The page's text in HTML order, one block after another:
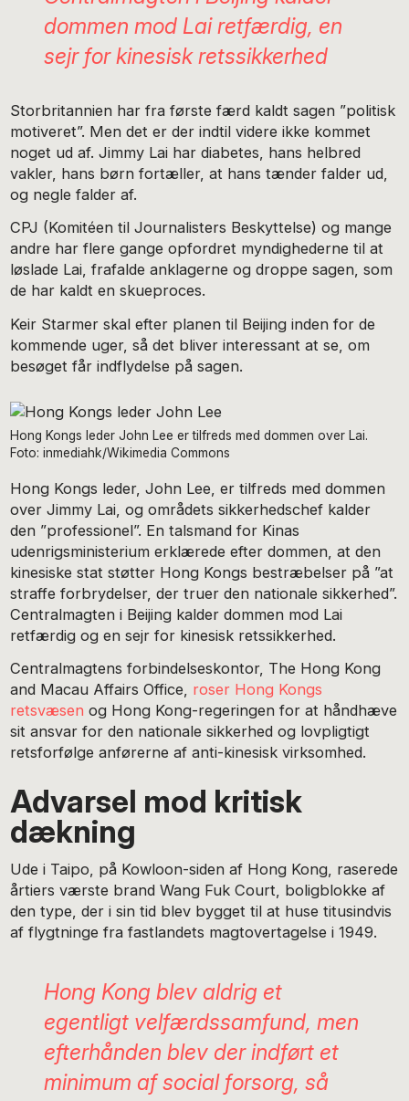
dommen mod Lai retfærdig, en
sejr for kinesisk retssikkerhed
Storbritannien har fra første færd kaldt sagen ”politisk
motiveret”. Men det er der indtil videre ikke kommet
noget ud af. Jimmy Lai har diabetes, hans helbred
vakler, hans børn fortæller, at hans tænder falder ud,
og negle falder af.
CPJ (Komitéen til Journalisters Beskyttelse) og mange
andre har flere gange opfordret myndighederne til at
løslade Lai, frafalde anklagerne og droppe sagen, som
de har kaldt en skueproces.
Keir Starmer skal efter planen til Beijing inden for de
kommende uger, så det bliver interessant at se, om
besøget får indflydelse på sagen.
Hong Kongs leder John Lee er tilfreds med dommen over Lai.
Foto: inmediahk/Wikimedia Commons
Hong Kongs leder, John Lee, er tilfreds med dommen
over Jimmy Lai, og områdets sikkerhedschef kalder
den ”professionel”. En talsmand for Kinas
udenrigsministerium erklærede efter dommen, at den
kinesiske stat støtter Hong Kongs bestræbelser på ”at
straffe forbrydelser, der truer den nationale sikkerhed”.
Centralmagten i Beijing kalder dommen mod Lai
retfærdig og en sejr for kinesisk retssikkerhed.
Centralmagtens forbindelseskontor, The Hong Kong
and Macau Affairs Office, roser Hong Kongs
retsvæsen og Hong Kong-regeringen for at håndhæve
sit ansvar for den nationale sikkerhed og lovpligtigt
retsforfølge anførerne af anti-kinesisk virksomhed.
Advarsel mod kritisk
dækning
Ude i Taipo, på Kowloon-siden af Hong Kong, raserede
årtiers værste brand Wang Fuk Court, boligblokke af
den type, der i sin tid blev bygget til at huse titusindvis
af flygtninge fra fastlandets magtovertagelse i 1949.
Hong Kong blev aldrig et
egentligt velfærdssamfund, men
efterhånden blev der indført et
minimum af social forsorg, så